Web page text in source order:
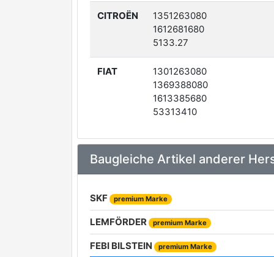
CITROËN 1351263080
1612681680
5133.27
FIAT 1301263080
1369388080
1613385680
53313410
Baugleiche Artikel anderer
SKF premium Marke
LEMFÖRDER premium Marke
FEBI BILSTEIN premium Marke